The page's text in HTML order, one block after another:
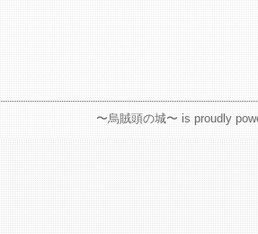
〜烏賊頭の城〜 is proudly